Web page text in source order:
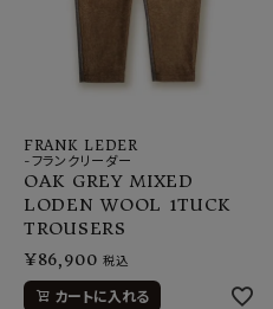
FRANK LEDER
-フランクリーダー
OAK GREY MIXED
LODEN WOOL 1TUCK
TROUSERS
¥86,900 税込
カートに入れる